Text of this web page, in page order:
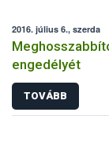
2016. július 6., szerda
engedélyét
TOVÁBB